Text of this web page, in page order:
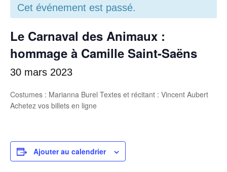
Cet événement est passé.
Le Carnaval des Animaux :
hommage à Camille Saint-Saëns
30 mars 2023
Costumes : Marianna Burel Textes et récitant : Vincent Aubert
Achetez vos billets en ligne
Ajouter au calendrier